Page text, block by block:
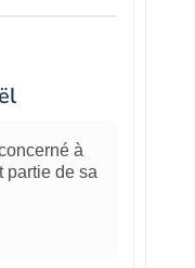
à
partie de sa